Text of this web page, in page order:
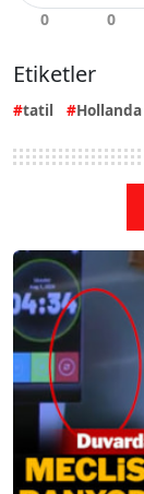
Etiketler
tatil Hollanda